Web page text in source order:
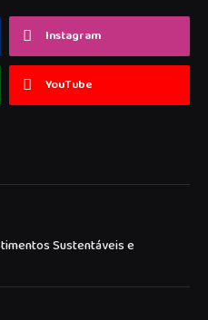
Instagram
YouTube
Sustentáveis e